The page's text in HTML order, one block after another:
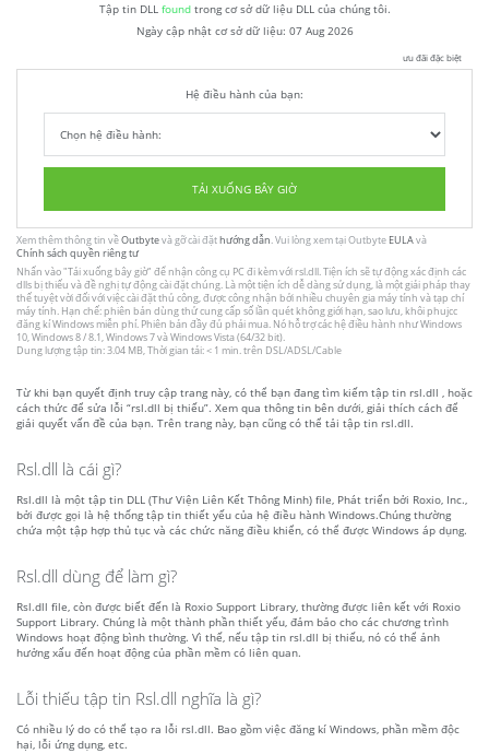
Tập tin DLL foundtrong cơ sở dữ liệu DLL của chúng tôi.
Ngày cập nhật cơ sở dữ liệu: 07 Aug 2026
ưu đãi đặc biệt
Hệ điều hành của bạn:
TẢI XUỐNG BÂY GIỜ
Xem thêm thông tin vềOutbytevà gỡ cài đặthướng dẫn. Vui lòng xem tại Outbyte EULAvà
Chính sách quyền riêng tư
Nhấn vào"Tải xuống bây giờ" để nhận công cụ PC đi kèm với rsl.dll. Tiện ích sẽ tự động xác định các
dlls bị thiếu và đề nghị tự động cài đặt chúng. Là một tiện ích dễ dàng sử dụng, là một giải pháp thay
thế tuyệt vời đối với việc cài đặt thủ công, được công nhận bởi nhiều chuyên gia máy tính và tạp chí
máy tính. Hạn chế: phiên bản dùng thử cung cấp số lần quét không giới hạn, sao lưu, khôi phujcc
đăng kí Windows miễn phí. Phiên bản đầy đủ phải mua. Nó hỗ trợ các hệ điều hành như Windows
10, Windows 8 / 8.1, Windows 7 và Windows Vista (64/32 bit).
Dung lượng tập tin: 3.04 MB, Thời gian tải: < 1 min. trên DSL/ADSL/Cable
Từ khi bạn quyết định truy cập trang này, có thể bạn đang tìm kiếm tập tin rsl.dll , hoặc
cách thức để sửa lỗi “rsl.dll bị thiếu”. Xem qua thông tin bên dưới, giải thích cách để
giải quyết vấn đề của bạn. Trên trang này, bạn cũng có thể tải tập tin rsl.dll.
Rsl.dll là cái gì?
Rsl.dll là một tập tin DLL (Thư Viện Liên Kết Thông Minh) file, Phát triển bởi Roxio, Inc.,
bởi được gọi là hệ thống tập tin thiết yếu của hệ điều hành Windows.Chúng thường
chứa một tập hợp thủ tục và các chức năng điều khiển, có thể được Windows áp dụng.
Rsl.dll dùng để làm gì?
Rsl.dll file, còn được biết đến là Roxio Support Library, thường được liên kết với Roxio
Support Library. Chúng là một thành phần thiết yếu, đảm bảo cho các chương trình
Windows hoạt động bình thường. Vì thế, nếu tập tin rsl.dll bị thiếu, nó có thể ảnh
hưởng xấu đến hoạt động của phần mềm có liên quan.
Lỗi thiếu tập tin Rsl.dll nghĩa là gì?
Có nhiều lý do có thể tạo ra lỗi rsl.dll. Bao gồm việc đăng kí Windows, phần mềm độc
hại, lỗi ứng dụng, etc.